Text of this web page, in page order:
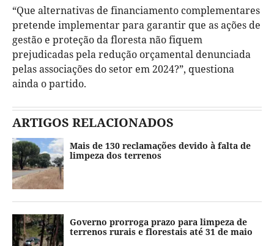
“Que alternativas de financiamento complementares
pretende implementar para garantir que as ações de
gestão e proteção da floresta não fiquem
prejudicadas pela redução orçamental denunciada
pelas associações do setor em 2024?”, questiona
ainda o partido.
ARTIGOS RELACIONADOS
Mais de 130 reclamações devido à falta de
limpeza dos terrenos
Governo prorroga prazo para limpeza de
terrenos rurais e florestais até 31 de maio